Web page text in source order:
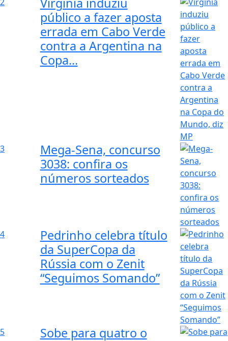
2
Virginia induziu
público a fazer aposta
errada em Cabo Verde
contra a Argentina na
Copa...
3
Mega-Sena, concurso
3038: confira os
números sorteados
4
Pedrinho celebra título
da SuperCopa da
Rússia com o Zenit
“Seguimos Somando”
5
Sobe para quatro o